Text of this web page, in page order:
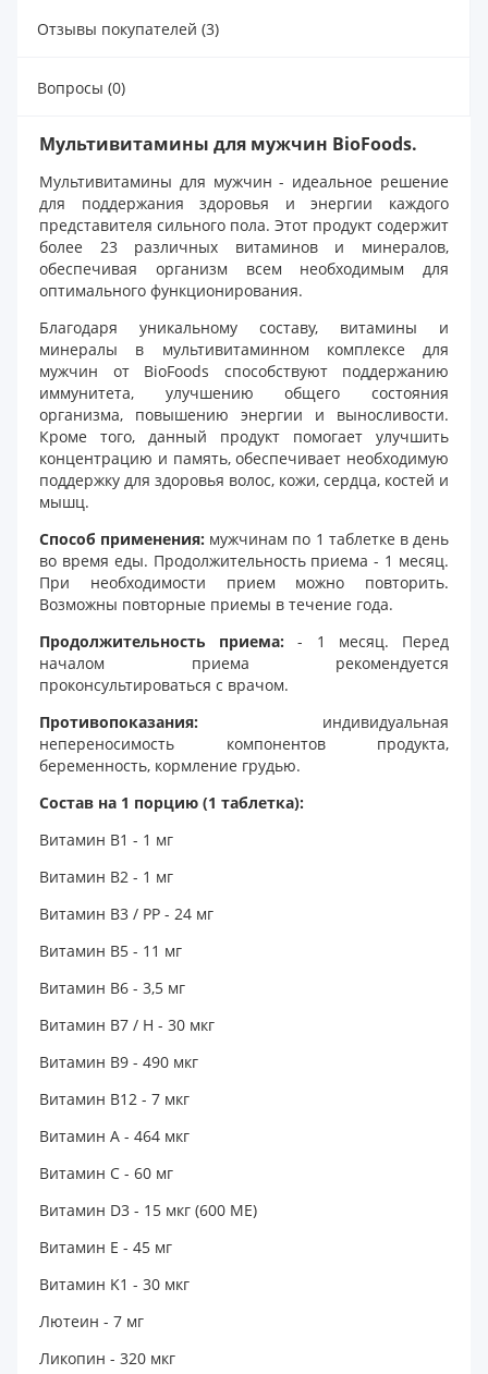
Отзывы покупателей (3)
Вопросы (0)
Мультивитамины для мужчин BioFoods.
Мультивитамины для мужчин - идеальное решение
для поддержания здоровья и энергии каждого
представителя сильного пола. Этот продукт содержит
более 23 различных витаминов и минералов,
обеспечивая организм всем необходимым для
оптимального функционирования.
Благодаря уникальному составу, витамины и
минералы в мультивитаминном комплексе для
мужчин от BioFoods способствуют поддержанию
иммунитета, улучшению общего состояния
организма, повышению энергии и выносливости.
Кроме того, данный продукт помогает улучшить
концентрацию и память, обеспечивает необходимую
поддержку для здоровья волос, кожи, сердца, костей и
мышц.
Способ применения: мужчинам по 1 таблетке в день
во время еды. Продолжительность приема - 1 месяц.
При необходимости прием можно повторить.
Возможны повторные приемы в течение года.
Продолжительность приема: - 1 месяц. Перед
началом приема рекомендуется
проконсультироваться с врачом.
Противопоказания: индивидуальная
непереносимость компонентов продукта,
беременность, кормление грудью.
Состав на 1 порцию (1 таблетка):
Витамин B1 - 1 мг
Витамин B2 - 1 мг
Витамин B3 / PP - 24 мг
Витамин B5 - 11 мг
Витамин B6 - 3,5 мг
Витамин B7 / H - 30 мкг
Витамин B9 - 490 мкг
Витамин B12 - 7 мкг
Витамин А - 464 мкг
Витамин C - 60 мг
Витамин D3 - 15 мкг (600 МЕ)
Витамин Е - 45 мг
Витамин K1 - 30 мкг
Лютеин - 7 мг
Ликопин - 320 мкг